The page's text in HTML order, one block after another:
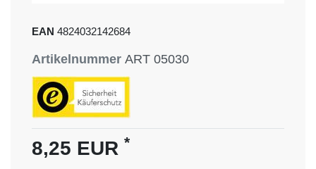
EAN 4824032142684
Artikelnummer ART 05030
8,25 EUR *